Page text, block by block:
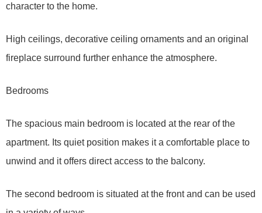
character to the home.
High ceilings, decorative ceiling ornaments and an original
fireplace surround further enhance the atmosphere.
Bedrooms
The spacious main bedroom is located at the rear of the
apartment. Its quiet position makes it a comfortable place to
unwind and it offers direct access to the balcony.
The second bedroom is situated at the front and can be used